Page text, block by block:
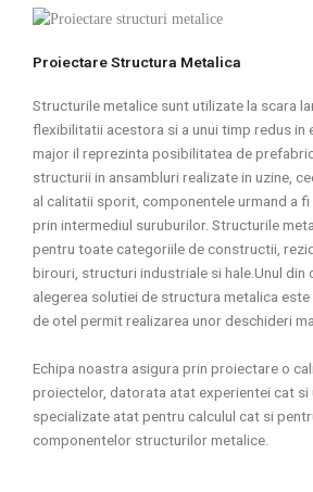
Proiectare Structura Metalica
Structurile metalice sunt utilizate la scara
flexibilitatii acestora si a unui timp redus in
major il reprezinta posibilitatea de
structurii in ansambluri realizate in uzine,
al calitatii sporit, componentele urmand a
prin intermediul suruburilor. Structurile
pentru toate categoriile de constructii,
birouri, structuri industriale si hale.Unul din
alegerea solutiei de structura metalica este
de otel permit realizarea unor deschideri
Echipa noastra asigura prin proiectare o
proiectelor, datorata atat experientei cat
specializate atat pentru calculul cat si
componentelor structurilor metalice.